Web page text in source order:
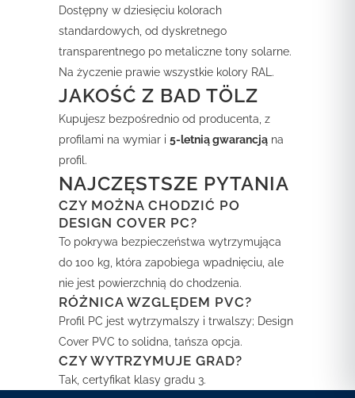
Dostępny w dziesięciu kolorach
standardowych, od dyskretnego
transparentnego po metaliczne tony solarne.
Na życzenie prawie wszystkie kolory RAL.
JAKOŚĆ Z BAD TÖLZ
Kupujesz bezpośrednio od producenta, z
profilami na wymiar i 5-letnią gwarancją na
profil.
NAJCZĘSTSZE PYTANIA
CZY MOŻNA CHODZIĆ PO
DESIGN COVER PC?
To pokrywa bezpieczeństwa wytrzymująca
do 100 kg, która zapobiega wpadnięciu, ale
nie jest powierzchnią do chodzenia.
RÓŻNICA WZGLĘDEM PVC?
Profil PC jest wytrzymalszy i trwalszy; Design
Cover PVC to solidna, tańsza opcja.
CZY WYTRZYMUJE GRAD?
Tak, certyfikat klasy gradu 3.